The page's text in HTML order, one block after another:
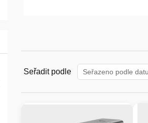
Seřadit podle